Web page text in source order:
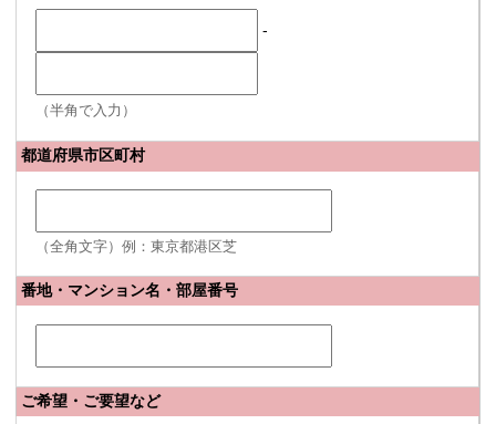
-
（半角で入力）
都道府県市区町村
（全角文字）例：東京都港区芝
番地・マンション名・部屋番号
ご希望・ご要望など